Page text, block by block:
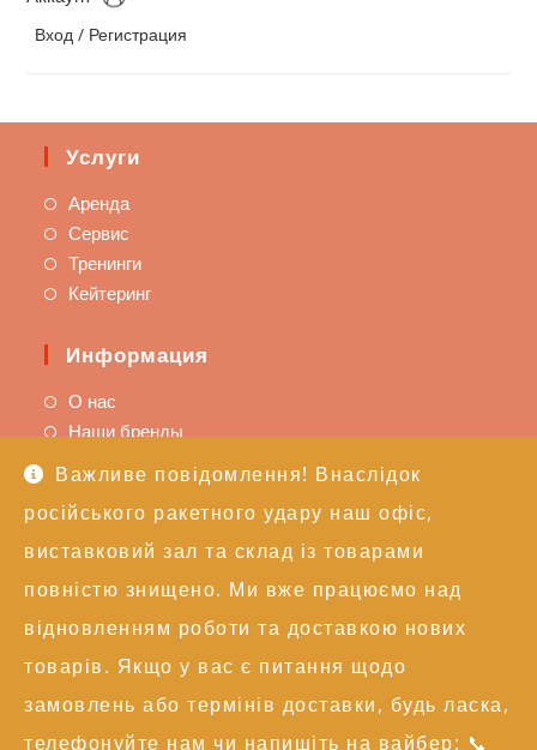
Важливе повідомлення! Внаслідок
російського ракетного удару наш офіс,
виставковий зал та склад із товарами
повністю знищено. Ми вже працюємо над
відновленням роботи та доставкою нових
товарів. Якщо у вас є питання щодо
замовлень або термінів доставки, будь ласка,
телефонуйте нам чи напишіть на вайбер: 📞
Вход / Регистрация
Услуги
Аренда
Сервис
Тренинги
Кейтеринг
Информация
О нас
Наши бренды
Доставка и оплата
Техподдержка
Контакты
+38 (050) 246-17-15
info@alexgroupe.com